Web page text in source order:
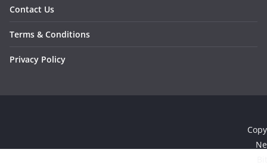
Contact Us
Terms & Conditions
Privacy Policy